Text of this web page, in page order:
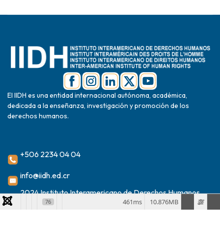
El IIDH es una entidad internacional autónoma, académica,
dedicada a la enseñanza, investigación y promoción de los
derechos humanos.
+506 2234 04 04
info@iidh.ed.cr
2024 Instituto Interamericano de Derechos Humanos
76 10.876MB
461ms